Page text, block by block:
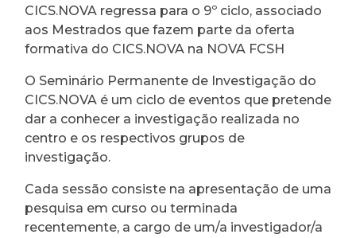
CICS.NOVA regressa para o 9º ciclo, associado
aos Mestrados que fazem parte da oferta
formativa do CICS.NOVA na NOVA FCSH
O Seminário Permanente de Investigação do
CICS.NOVA é um ciclo de eventos que pretende
dar a conhecer a investigação realizada no
centro e os respectivos grupos de
investigação.
Cada sessão consiste na apresentação de uma
pesquisa em curso ou terminada
recentemente, a cargo de um/a investigador/a